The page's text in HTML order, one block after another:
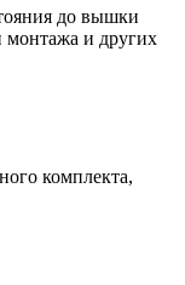
до вышки
монтажа и других
комплекта,